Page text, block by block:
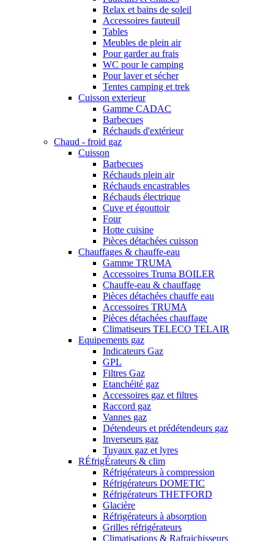
Relax et bains de soleil
Accessoires fauteuil
Tables
Meubles de plein air
Pour garder au frais
WC pour le camping
Pour laver et sécher
Tentes camping et trek
Cuisson exterieur
Gamme CADAC
Barbecues
Réchauds d'extérieur
Chaud - froid gaz
Cuisson
Barbecues
Réchauds plein air
Réchauds encastrables
Réchauds électrique
Cuve et égouttoir
Four
Hotte cuisine
Pièces détachées cuisson
Chauffages & chauffe-eau
Gamme TRUMA
Accessoires Truma BOILER
Chauffe-eau & chauffage
Pièces détachées chauffe eau
Accessoires TRUMA
Pièces détachées chauffage
Climatiseurs TELECO TELAIR
Equipements gaz
Indicateurs Gaz
GPL
Filtres Gaz
Etanchéité gaz
Accessoires gaz et filtres
Raccord gaz
Vannes gaz
Détendeurs et prédétendeurs gaz
Inverseurs gaz
Tuyaux gaz et lyres
RÉfrigÉrateurs & clim
Réfrigérateurs à compression
Réfrigérateurs DOMETIC
Réfrigérateurs THETFORD
Glacière
Réfrigérateurs à absorption
Grilles réfrigérateurs
Climatisations & Rafraichisseurs